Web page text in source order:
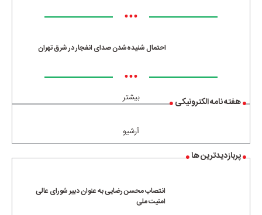
•••
احتمال شنیده‌شدن صدای انفجار در شرق تهران
•••
بیشتر هفته نامه الکترونیکی
آرشیو
پربازدیدترین ها
انتصاب محسن رضایی به عنوان دبیر شورای عالی
امنیت ملی